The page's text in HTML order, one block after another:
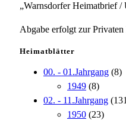
„Warnsdorfer Heimatbrief /
Abgabe erfolgt zur
Heimatblätter
00. - 01.Jahrgang (8)
1949 (8)
02. - 11.Jahrgang
1950 (23)